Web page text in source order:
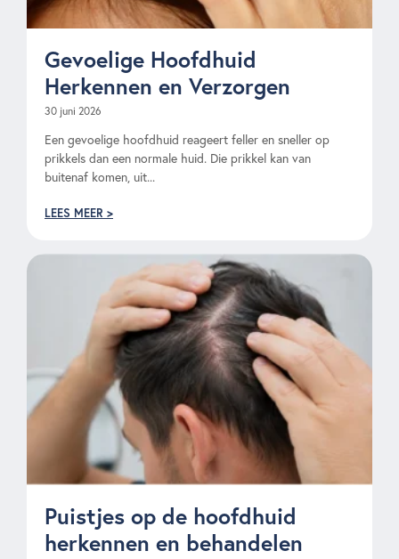
Gevoelige Hoofdhuid
Herkennen en Verzorgen
30 juni 2026
Een gevoelige hoofdhuid reageert feller en sneller op
prikkels dan een normale huid. Die prikkel kan van
buitenaf komen, uit...
LEES MEER >
Puistjes op de hoofdhuid
herkennen en behandelen